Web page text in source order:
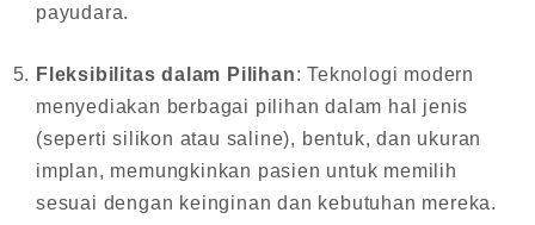
payudara.
Fleksibilitas dalam Pilihan: Teknologi modern
menyediakan berbagai pilihan dalam hal jenis
(seperti silikon atau saline), bentuk, dan ukuran
implan, memungkinkan pasien untuk memilih
sesuai dengan keinginan dan kebutuhan mereka.